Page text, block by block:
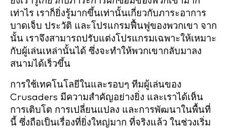
เท่าไร เราก็ยิ่งรู้มากขึ้นเท่านั้นเกี่ยวกับภาระอาการ
บาดเจ็บ ประวัติ และโปรแกรมฟื้นฟูของพวกเขา จาก
นั้น เราจึงสามารถปรับแต่งโปรแกรมเฉพาะให้เหมาะ
กับผู้เล่นเหล่านั้นได้ ซึ่งจะทำให้พวกเขากลับมาลง
สนามได้เร็วขึ้น
การใช้เทคโนโลยีในและรอบๆ ทีมผู้เล่นของ
Crusaders มีความสำคัญอย่างยิ่ง และเราได้เห็น
การเติบโต การเปลี่ยนแปลง และการพัฒนาในพื้นที่
นี้ ซึ่งถือเป็นเรื่องที่ยิ่งใหญ่มาก ที่จริงแล้ว ในช่วงเริ่ม